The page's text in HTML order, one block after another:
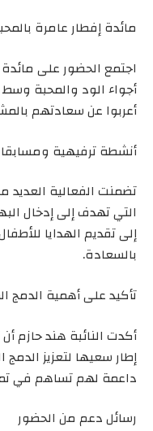
مائدة إفطار عامرة
اجتمع الحضور على
أجواء الود والمحبة
أعربوا عن سعادتهم
أنشطة ترفيهية
تضمنت الفعالية العديد
التي تهدف إلى إدخال
إلى تقديم الهدايا
بالسعادة.
تأكيد على أهمية الدمج
أكدت النائبة هند حازم
إطار سعيها لتعزيز
داعمة لهم تساهم في
رسائل دعم من الحضور